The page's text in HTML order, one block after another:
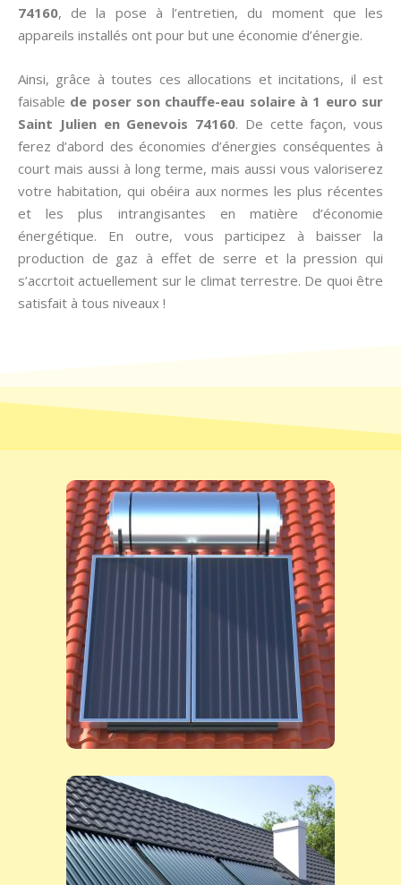
74160, de la pose à l’entretien, du moment que les
appareils installés ont pour but une économie d’énergie.
Ainsi, grâce à toutes ces allocations et incitations, il est
faisable de poser son chauffe-eau solaire à 1 euro sur
Saint Julien en Genevois 74160. De cette façon, vous
ferez d’abord des économies d’énergies conséquentes à
court mais aussi à long terme, mais aussi vous valoriserez
votre habitation, qui obéira aux normes les plus récentes
et les plus intrangisantes en matière d’économie
énergétique. En outre, vous participez à baisser la
production de gaz à effet de serre et la pression qui
s’accrtoit actuellement sur le climat terrestre. De quoi être
satisfait à tous niveaux !